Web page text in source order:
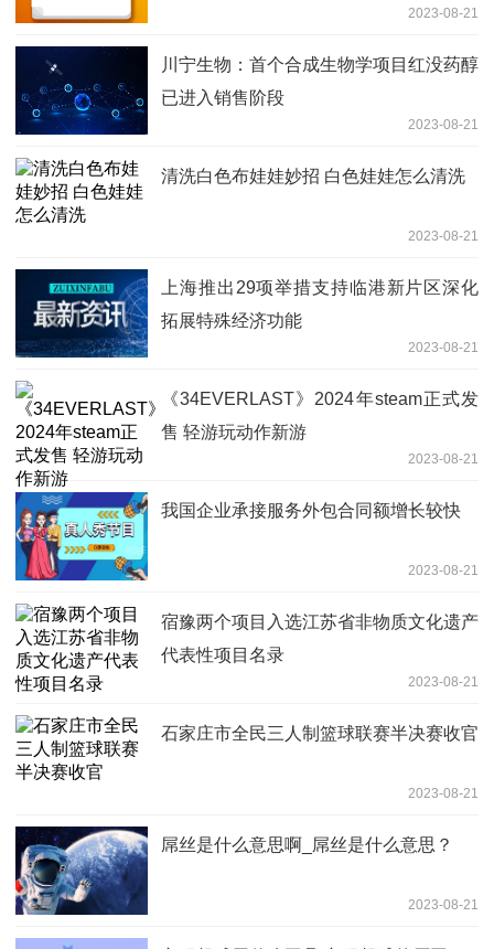
2023-08-21
川宁生物：首个合成生物学项目红没药醇
已进入销售阶段
2023-08-21
清洗白色布娃娃妙招 白色娃娃怎么清洗
2023-08-21
上海推出29项举措支持临港新片区深化
拓展特殊经济功能
2023-08-21
《34EVERLAST》2024年steam正式发
售 轻游玩动作新游
2023-08-21
我国企业承接服务外包合同额增长较快
2023-08-21
宿豫两个项目入选江苏省非物质文化遗产
代表性项目名录
2023-08-21
石家庄市全民三人制篮球联赛半决赛收官
2023-08-21
屌丝是什么意思啊_屌丝是什么意思？
2023-08-21